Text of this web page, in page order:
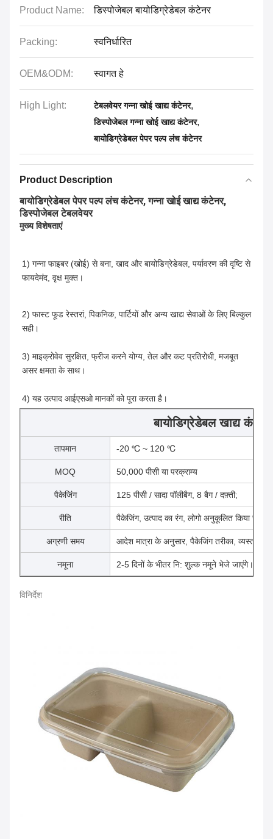
Product Name: डिस्पोजेबल बायोडिग्रेडेबल कंटेनर
Packing: स्वनिर्धारित
OEM&ODM: स्वागत हे
High Light: टेबलवेयर गन्ना खोई खाद्य कंटेनर,
डिस्पोजेबल गन्ना खोई खाद्य कंटेनर,
बायोडिग्रेडेबल पेपर पल्प लंच कंटेनर
Product Description
बायोडिग्रेडेबल पेपर पल्प लंच कंटेनर, गन्ना खोई खाद्य कंटेनर,
डिस्पोजेबल टेबलवेयर
मुख्य विशेषताएं
1) गन्ना फाइबर (खोई) से बना, खाद और बायोडिग्रेडेबल, पर्यावरण की दृष्टि से
फायदेमंद, वृक्ष मुक्त।
2) फास्ट फूड रेस्तरां, पिकनिक, पार्टियों और अन्य खाद्य सेवाओं के लिए बिल्कुल
सही।
3) माइक्रोवेव सुरक्षित, फ्रीज करने योग्य, तेल और कट प्रतिरोधी, मजबूत
असर क्षमता के साथ।
4) यह उत्पाद आईएसओ मानकों को पूरा करता है।
बायोडिग्रेडेबल खाद्य
तापमान -20 ℃ ~ 120 ℃
MOQ 50,000 पीसी या परक्राम्य
पैकेजिंग 125 पीसी / सादा पॉलीबैग, 8 बैग / दफ़्ती;
रीति पैकेजिंग, उत्पाद का रंग, लोगो अनुकूलित किया जा
अग्रणी समय आदेश मात्रा के अनुसार, पैकेजिंग तरीका, व्यस्त
नमूना 2-5 दिनों के भीतर नि: शुल्क नमूने भेजे जाएंगे।
विनिर्देश